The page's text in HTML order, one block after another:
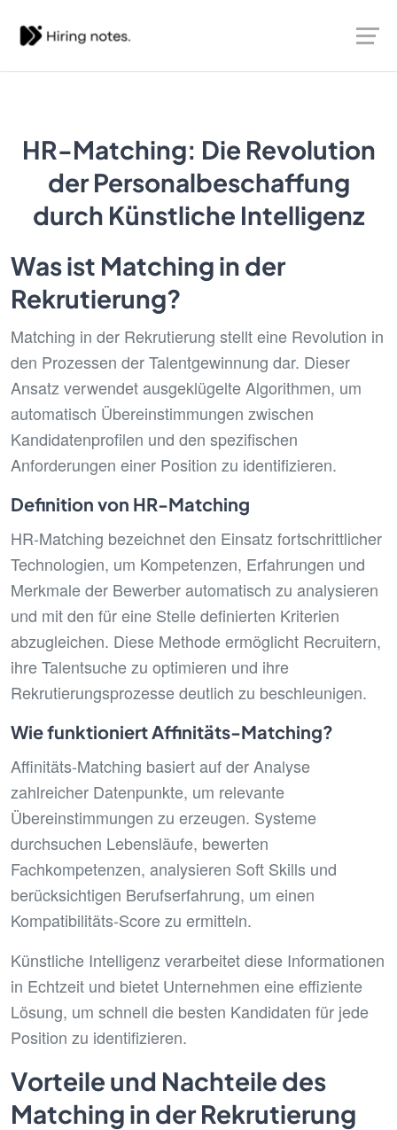
HR-Matching: Die Revolution
der Personalbeschaffung
durch Künstliche Intelligenz
Was ist Matching in der
Rekrutierung?
Matching in der Rekrutierung stellt eine Revolution in
den Prozessen der Talentgewinnung dar. Dieser
Ansatz verwendet ausgeklügelte Algorithmen, um
automatisch Übereinstimmungen zwischen
Kandidatenprofilen und den spezifischen
Anforderungen einer Position zu identifizieren.
Definition von HR-Matching
HR-Matching bezeichnet den Einsatz fortschrittlicher
Technologien, um Kompetenzen, Erfahrungen und
Merkmale der Bewerber automatisch zu analysieren
und mit den für eine Stelle definierten Kriterien
abzugleichen. Diese Methode ermöglicht Recruitern,
ihre Talentsuche zu optimieren und ihre
Rekrutierungsprozesse deutlich zu beschleunigen.
Wie funktioniert Affinitäts-Matching?
Affinitäts-Matching basiert auf der Analyse
zahlreicher Datenpunkte, um relevante
Übereinstimmungen zu erzeugen. Systeme
durchsuchen Lebensläufe, bewerten
Fachkompetenzen, analysieren Soft Skills und
berücksichtigen Berufserfahrung, um einen
Kompatibilitäts-Score zu ermitteln.
Künstliche Intelligenz verarbeitet diese Informationen
in Echtzeit und bietet Unternehmen eine effiziente
Lösung, um schnell die besten Kandidaten für jede
Position zu identifizieren.
Vorteile und Nachteile des
Matching in der Rekrutierung